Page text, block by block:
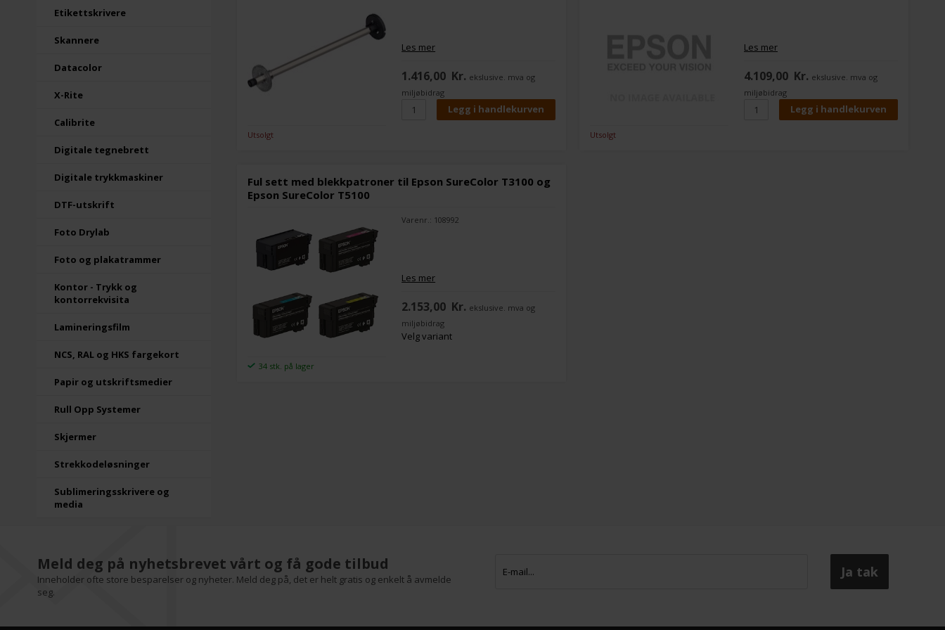
Etikettskrivere
Skannere
Datacolor
X-Rite
Calibrite
Digitale tegnebrett
Digitale trykkmaskiner
DTF-utskrift
Foto Drylab
Foto og plakatrammer
Kontor - Trykk og
kontorrekvisita
Lamineringsfilm
NCS, RAL og HKS fargekort
Papir og utskriftsmedier
Rull Opp Systemer
Skjermer
Strekkodeløsninger
Sublimeringsskrivere og
media
Utsolgt
Les mer
1.416,00 Kr. ekslusive. mva og
miljøbidrag
Utsolgt
Les mer
4.109,00 Kr. ekslusive. mva og
miljøbidrag
Ful sett med blekkpatroner til Epson SureColor T3100 og
Epson SureColor T5100
34 stk. på lager
Varenr.: 108992
Les mer
2.153,00 Kr. ekslusive. mva og
miljøbidrag
Velg variant
Meld deg på nyhetsbrevet vårt og få gode tilbud
Inneholder ofte store besparelser og nyheter. Meld deg på, det er helt gratis og enkelt å avmelde
seg.